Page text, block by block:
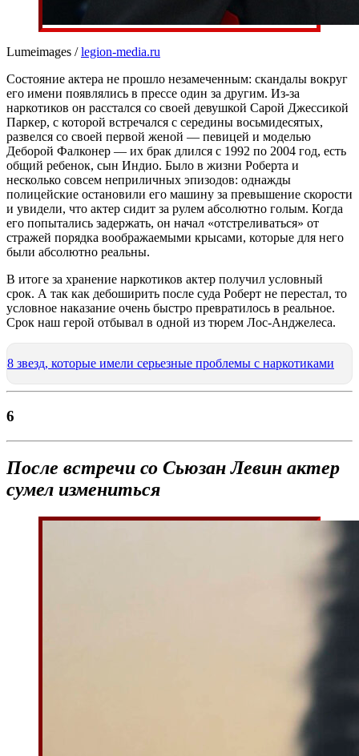
Lumeimages /legion-media.ru
Состояние актера не прошло незамеченным: скандалы вокруг
его имени появлялись в прессе один за другим. Из-за
наркотиков он расстался со своей девушкой Сарой Джессикой
Паркер, с которой встречался с середины восьмидесятых,
развелся со своей первой женой — певицей и моделью
Деборой Фалконер — их брак длился с 1992 по 2004 год, есть
общий ребенок, сын Индио. Было в жизни Роберта и
несколько совсем неприличных эпизодов: однажды
полицейские остановили его машину за превышение скорости
и увидели, что актер сидит за рулем абсолютно голым. Когда
его попытались задержать, он начал «отстреливаться» от
стражей порядка воображаемыми крысами, которые для него
были абсолютно реальны.
В итоге за хранение наркотиков актер получил условный
срок. А так как дебоширить после суда Роберт не перестал, то
условное наказание очень быстро превратилось в реальное.
Срок наш герой отбывал в одной из тюрем Лос-Анджелеса.
8 звезд, которые имели серьезные проблемы с наркотиками
6
После встречи со Сьюзан Левин актер
сумел измениться